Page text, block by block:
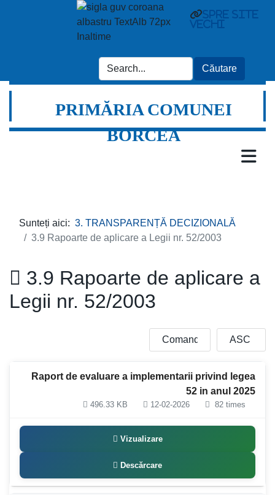
spre site
vechi
PRIMĂRIA COMUNEI
BORCEA
Sunteți aici: 3. TRANSPARENȚĂ DECIZIONALĂ
3.9 Rapoarte de aplicare a Legii nr. 52/2003
3.9 Rapoarte de aplicare a
Legii nr. 52/2003
Raport de evaluare a implementarii privind legea
52 in anul 2025
496.33 KB 12-02-2026 82 times
Vizualizare
Descărcare